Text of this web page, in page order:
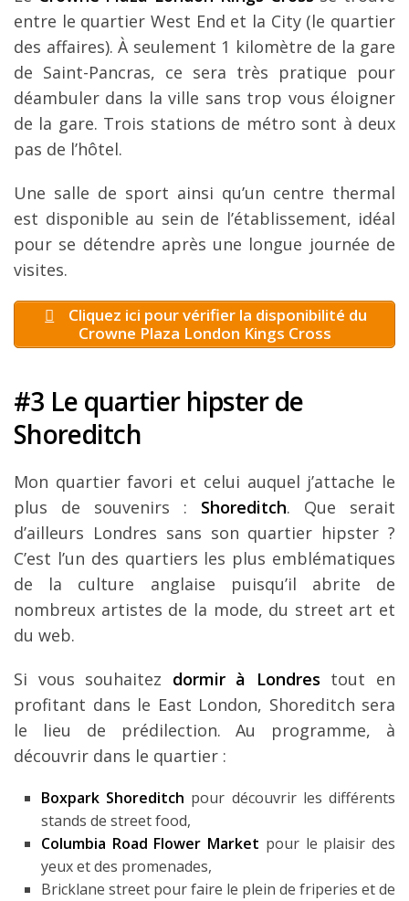
entre le quartier West End et la City (le quartier
des affaires). À seulement 1 kilomètre de la gare
de Saint-Pancras, ce sera très pratique pour
déambuler dans la ville sans trop vous éloigner
de la gare. Trois stations de métro sont à deux
pas de l’hôtel.
Une salle de sport ainsi qu’un centre thermal
est disponible au sein de l’établissement, idéal
pour se détendre après une longue journée de
visites.
Cliquez ici pour vérifier la disponibilité du
Crowne Plaza London Kings Cross
#3 Le quartier hipster de
Shoreditch
Mon quartier favori et celui auquel j’attache le
plus de souvenirs : Shoreditch. Que serait
d’ailleurs Londres sans son quartier hipster ?
C’est l’un des quartiers les plus emblématiques
de la culture anglaise puisqu’il abrite de
nombreux artistes de la mode, du street art et
du web.
Si vous souhaitez dormir à Londres tout en
profitant dans le East London, Shoreditch sera
le lieu de prédilection. Au programme, à
découvrir dans le quartier :
Boxpark Shoreditch pour découvrir les différents
stands de street food,
Columbia Road Flower Market pour le plaisir des
yeux et des promenades,
Bricklane street pour faire le plein de friperies et de